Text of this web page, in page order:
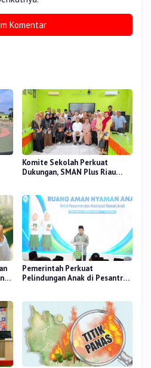
Komite Sekolah Perkuat
Dukungan, SMAN Plus Riau
Pemerintah Perkuat
Pelindungan Anak di Pesantren